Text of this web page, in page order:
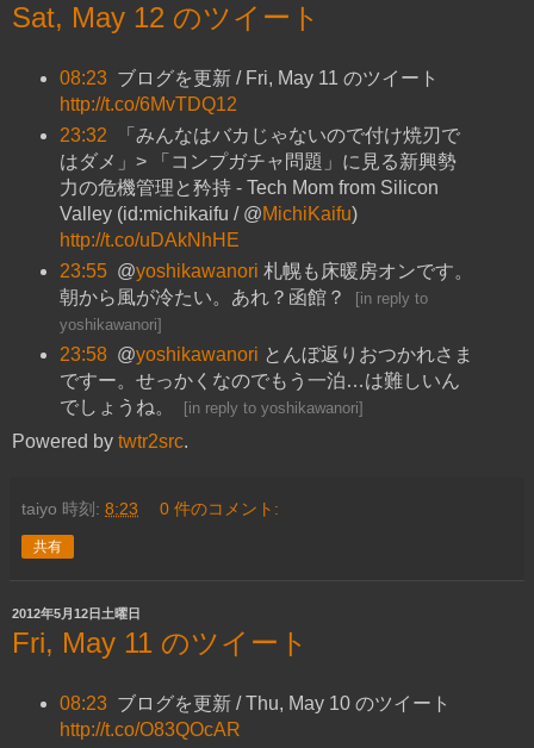
Sat, May 12 のツイート
08:23 ブログを更新 / Fri, May 11 のツイート
http://t.co/6MvTDQ12
23:32
「みんなはバカじゃないので付け焼刃で
はダメ」> 「コンプガチャ問題」に見る新興勢
力の危機管理と矜持 - Tech Mom from Silicon
Valley (id:michikaifu / @MichiKaifu)
http://t.co/uDAkNhHE
23:55 @yoshikawanori 札幌も床暖房オンです。
朝から風が冷たい。あれ？函館？
[in reply to
yoshikawanori]
23:58 @yoshikawanori とんぼ返りおつかれさま
ですー。せっかくなのでもう一泊…は難しいん
でしょうね。
[in reply to yoshikawanori]
Powered by twtr2src.
taiyo 時刻: 8:23 0 件のコメント:
共有
2012年5月12日土曜日
Fri, May 11 のツイート
08:23 ブログを更新 / Thu, May 10 のツイート
http://t.co/O83QOcAR